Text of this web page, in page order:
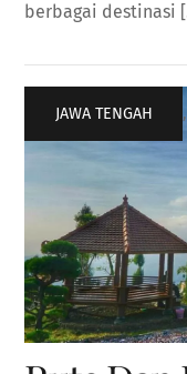
berbagai destinasi
JAWA TENGAH ,